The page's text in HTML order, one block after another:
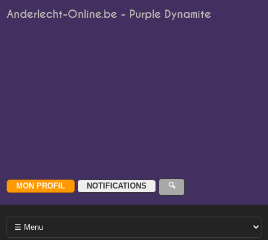
Anderlecht-Online.be - Purple Dynamite